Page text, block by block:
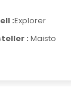
:Explorer
: Maisto